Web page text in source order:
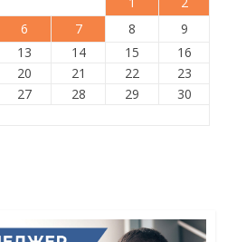
6 7 8
9
13 14 15
16
20 21 22
23
27 28 29
30